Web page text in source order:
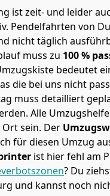
ist zeit- und leider
Pendelfahrten von
nicht täglich
muss zu 100 %
bedeutet
die bei uns nicht
muss detailliert
Alle
sein. Der
für diesen Umzug
ist hier fehl am
? Du
und kannst noch